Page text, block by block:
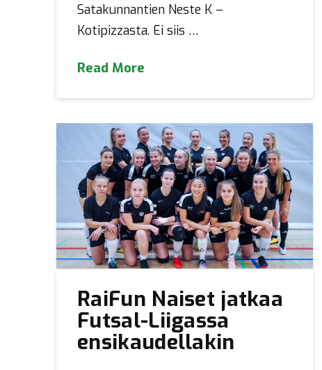
Satakunnantien Neste K –
Kotipizzasta. Ei siis …
Read More
RaiFun Naiset jatkaa
Futsal-Liigassa
ensikaudellakin